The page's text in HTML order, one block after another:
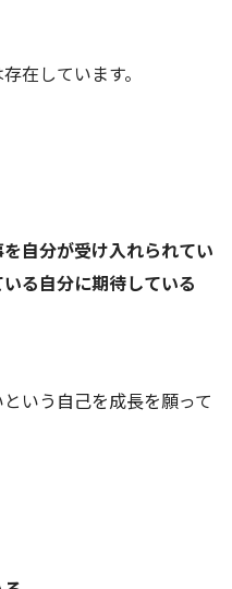
在しています。
自分が受け入れられてい
る自分に期待している
いう自己を成長を願って